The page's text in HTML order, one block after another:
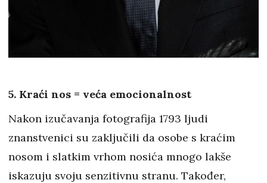
5. Kraći nos = veća emocionalnost
Nakon izučavanja fotografija 1793 ljudi
znanstvenici su zaključili da osobe s kraćim
nosom i slatkim vrhom nosića mnogo lakše
iskazuju svoju senzitivnu stranu. Također,